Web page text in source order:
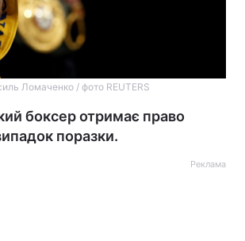
Ломаченко / фото REUTERS
боксер отримає право
поразки.
Реклама